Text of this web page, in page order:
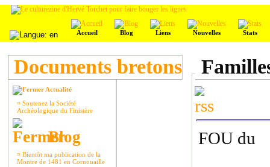
Accueil Blog Liens Nouvelles Stats
Documents bretons
Actualité
¤ Soutenez la Société
Archéologique du Finistère
Blog
¤ Bientôt ma publication de la
Montre de 1481 en Cornouaille
FOU du